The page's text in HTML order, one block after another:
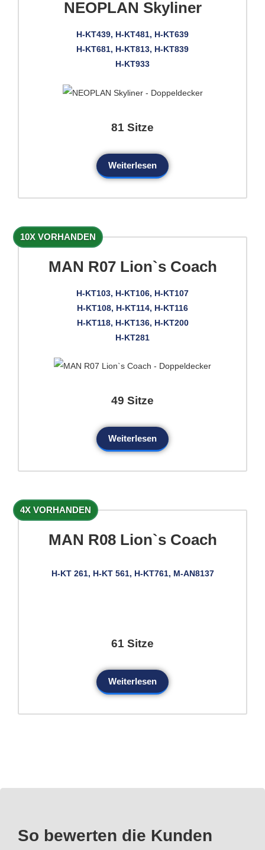
NEOPLAN Skyliner
H-KT439, H-KT481, H-KT639
H-KT681, H-KT813, H-KT839
H-KT933
81 Sitze
Weiterlesen
10X VORHANDEN
MAN R07 Lion`s Coach
H-KT103, H-KT106, H-KT107
H-KT108, H-KT114, H-KT116
H-KT118, H-KT136, H-KT200
H-KT281
49 Sitze
Weiterlesen
4X VORHANDEN
MAN R08 Lion`s Coach
H-KT 261, H-KT 561, H-KT761, M-AN8137
61 Sitze
Weiterlesen
So bewerten die Kunden